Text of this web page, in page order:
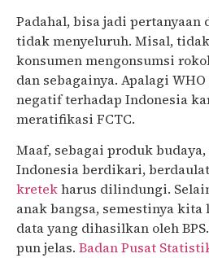
Padahal, bisa jadi pertanyaan
tidak menyeluruh. Misal,
konsumen mengonsumsi
dan sebagainya. Apalagi
negatif terhadap Indonesia
meratifikasi FCTC.
Maaf, sebagai produk
Indonesia berdikari,
kretekharus dilindungi.
anak bangsa, semestinya
data yang dihasilkan oleh
pun jelas. Badan Pusat